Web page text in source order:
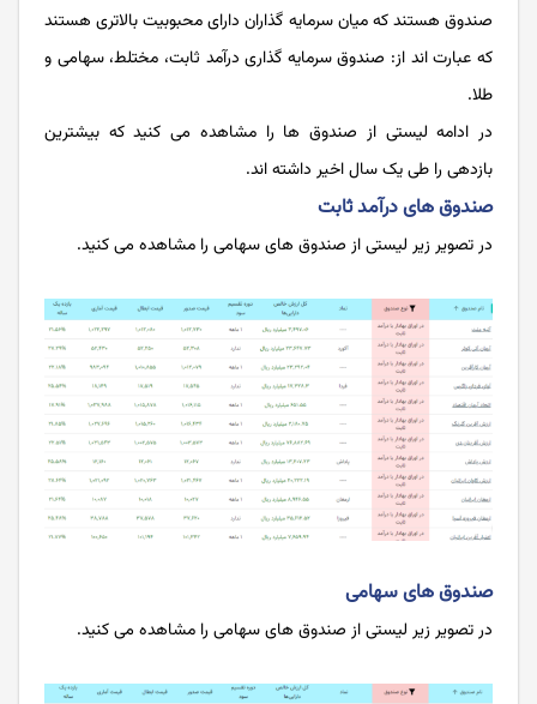
صندوق هستند که میان سرمایه گذاران دارای محبوبیت بالاتری هستند
که عبارت اند از: صندوق سرمایه گذاری درآمد ثابت، مختلط، سهامی و
طلا.
در ادامه لیستی از صندوق ها را مشاهده می کنید که بیشترین
بازدهی را طی یک سال اخیر داشته اند.
صندوق های درآمد ثابت
در تصویر زیر لیستی از صندوق های سهامی را مشاهده می کنید.
صندوق های سهامی
در تصویر زیر لیستی از صندوق های سهامی را مشاهده می کنید.